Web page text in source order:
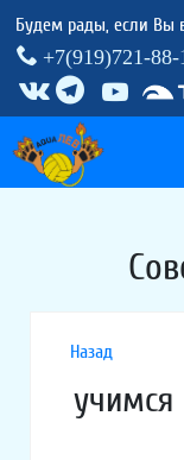
Будем рады, если Вы
+7(919)721-88-
Назад
учимся